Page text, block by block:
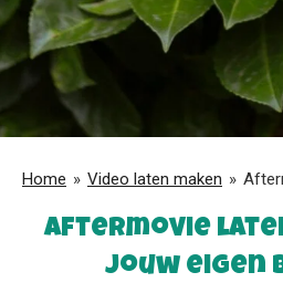
Home » Video laten maken »
Aftermovie
jouw eigen